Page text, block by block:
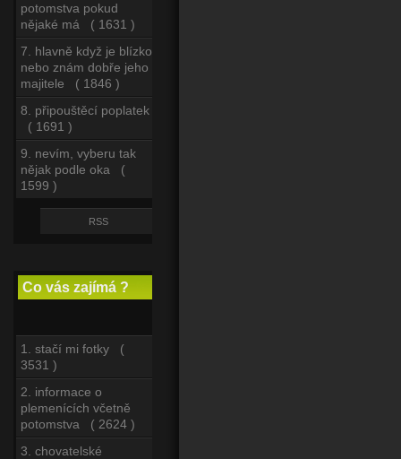
potomstva pokud
nějaké má ( 1631 )
7. hlavně když je blízko
nebo znám dobře jeho
majitele ( 1846 )
8. připouštěcí poplatek
( 1691 )
9. nevím, vyberu tak
nějak podle oka (
1599 )
RSS
Co vás zajímá ?
1. stačí mi fotky (
3531 )
2. informace o
plemenících včetně
potomstva ( 2624 )
3. chovatelské